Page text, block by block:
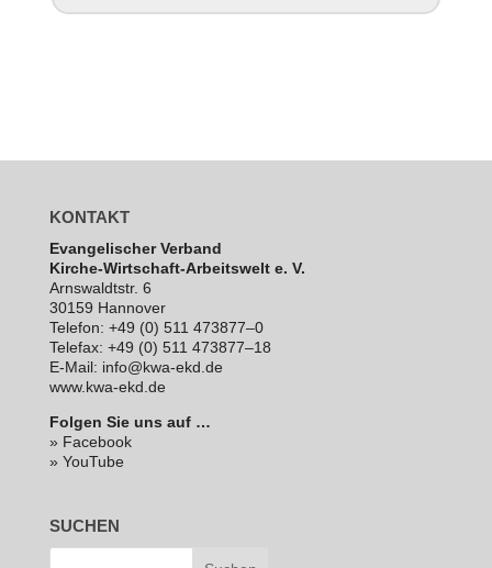
KONTAKT
Evan­ge­li­scher Verband
Kirche-Wirt­schaft-Arbeits­welt e. V.
Arns­waldt­str. 6
30159 Hannover
Telefon: +49 (0) 511 473877–0
Telefax: +49 (0) 511 473877–18
E‑Mail: info@kwa-ekd.de
www.kwa-ekd.de
Folgen Sie uns auf …
» Facebook
» YouTube
SUCHEN